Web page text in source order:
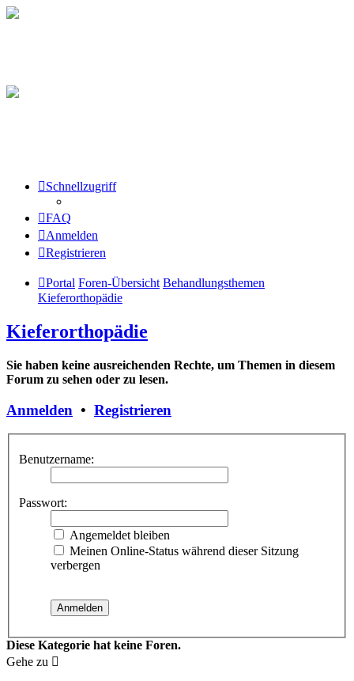
Schnellzugriff
FAQ
Anmelden
Registrieren
Portal Foren-Übersicht Behandlungsthemen
Kieferorthopädie
Kieferorthopädie
Sie haben keine ausreichenden Rechte, um Themen in diesem
Forum zu sehen oder zu lesen.
Anmelden • Registrieren
Benutzername:
Passwort:
Angemeldet bleiben
Meinen Online-Status während dieser Sitzung
verbergen
Diese Kategorie hat keine Foren.
Gehe zu